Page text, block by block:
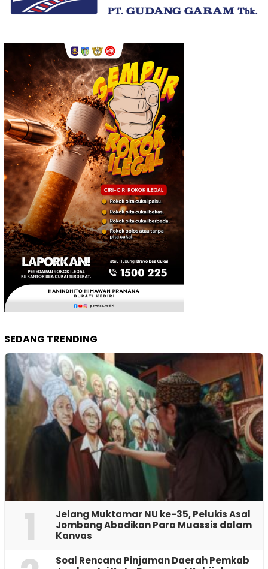
SEDANG TRENDING
1
Jelang Muktamar NU ke-35, Pelukis Asal
Jombang Abadikan Para Muassis dalam
Kanvas
‎Soal Rencana Pinjaman Daerah Pemkab